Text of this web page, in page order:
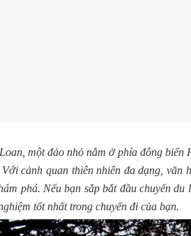
một đảo nhỏ nằm ở phía đông biển
cảnh quan thiên nhiên đa dạng,
phá. Nếu bạn sắp bắt đầu chuyến
tốt nhất trong chuyến đi của bạn.